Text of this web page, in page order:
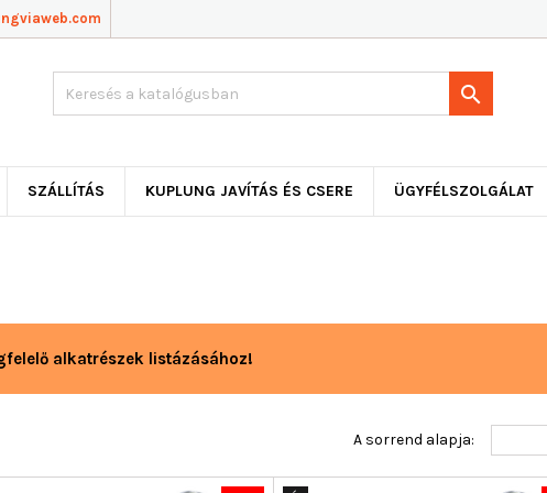

SZÁLLÍTÁS KUPLUNG JAVÍTÁS ÉS CSERE ÜGYFÉLSZOLGÁLAT
alkatrészek listázásához!
A sorrend alapja: